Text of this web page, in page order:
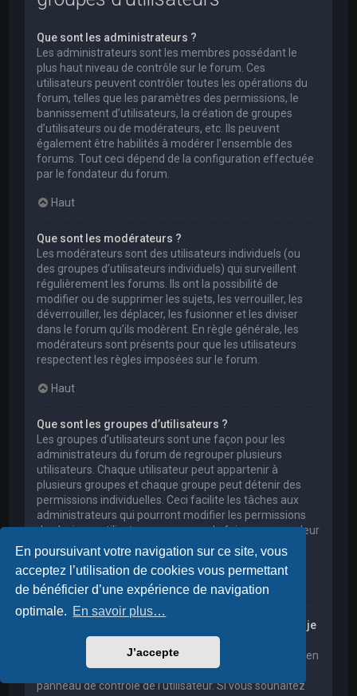
En poursuivant votre navigation sur ce site, vous
acceptez l’utilisation de cookies vous permettant
de bénéficier d’une expérience de navigation
optimale. En savoir plus…
J’accepte
Que sont les administrateurs ?
Les administrateurs sont les membres possédant le
plus haut niveau de contrôle sur le forum. Ces
utilisateurs peuvent contrôler toutes les opérations du
forum, telles que les paramètres des permissions, le
bannissement d’utilisateurs, la création de groupes
d’utilisateurs ou de modérateurs, etc. Ils peuvent
également être habilités à modérer l’ensemble des
forums. Tout ceci dépend de la configuration effectuée
par le fondateur du forum.
Haut
Que sont les modérateurs ?
Les modérateurs sont des utilisateurs individuels (ou
des groupes d’utilisateurs individuels) qui surveillent
régulièrement les forums. Ils ont la possibilité de
modifier ou de supprimer les sujets, les verrouiller, les
déverrouiller, les déplacer, les fusionner et les diviser
dans le forum qu’ils modèrent. En règle générale, les
modérateurs sont présents pour que les utilisateurs
respectent les règles imposées sur le forum.
Haut
Que sont les groupes d’utilisateurs ?
Les groupes d’utilisateurs sont une façon pour les
administrateurs du forum de regrouper plusieurs
utilisateurs. Chaque utilisateur peut appartenir à
plusieurs groupes et chaque groupe peut détenir des
permissions individuelles. Ceci facilite les tâches aux
administrateurs qui pourront modifier les permissions
de plusieurs utilisateurs en une seule fois, ou encore leur
accorder des pouvoirs de modération, ou bien leur
donner accès à un forum privé.
Haut
Où sont les groupes d’utilisateurs et comment puis-je
en rejoindre un ?
Vous pouvez consulter tous les groupes d’utilisateurs en
cliquant sur le lien « Groupes d’utilisateurs » depuis le
panneau de contrôle de l’utilisateur. Si vous souhaitez